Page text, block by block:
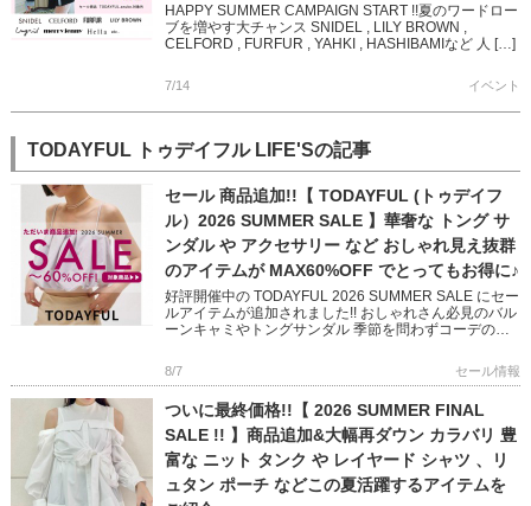
HAPPY SUMMER CAMPAIGN START !!夏のワードロー
ブを増やす大チャンス SNIDEL , LILY BROWN ,
CELFORD , FURFUR , YAHKI , HASHIBAMIなど 人 […]
7/14 イベント
TODAYFUL トゥデイフル LIFE'Sの記事
セール 商品追加!!【 TODAYFUL (トゥデイフ
ル）2026 SUMMER SALE 】華奢な トング サ
ンダル や アクセサリー など おしゃれ見え抜群
のアイテムが MAX60%OFF でとってもお得に♪
好評開催中の TODAYFUL 2026 SUMMER SALE にセー
ルアイテムが追加されました!! おしゃれさん必見のバル
ーンキャミやトングサンダル 季節を問わずコーデのア
8/7 セール情報
ついに最終価格!!【 2026 SUMMER FINAL
SALE !! 】商品追加&大幅再ダウン カラバリ 豊
富な ニット タンク や レイヤード シャツ 、リ
ュタン ポーチ などこの夏活躍するアイテムを